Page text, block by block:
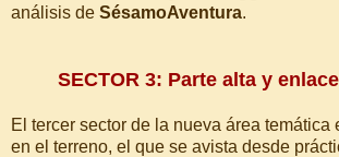
análisis de SésamoAventura.
SECTOR 3: Parte alta y
El tercer sector de la nueva área temática
en el terreno, el que se avista desde